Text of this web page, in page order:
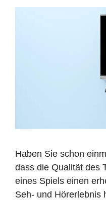
Haben Sie schon
dass die Qualität des
eines Spiels einen
Seh- und Hörerlebnis